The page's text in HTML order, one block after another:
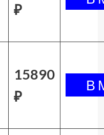
₽
15890
₽